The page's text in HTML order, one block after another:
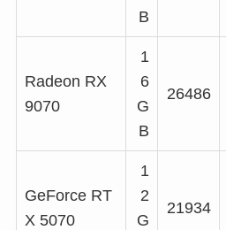
B
Radeon RX
9070
1
6
G
B
26486
GeForce RT
X 5070
1
2
G
21934